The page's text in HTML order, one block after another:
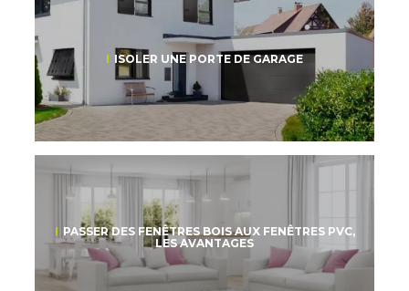
ISOLER UNE PORTE DE GARAGE
PASSER DES FENÊTRES BOIS AUX FENÊTRES PVC,
LES AVANTAGES